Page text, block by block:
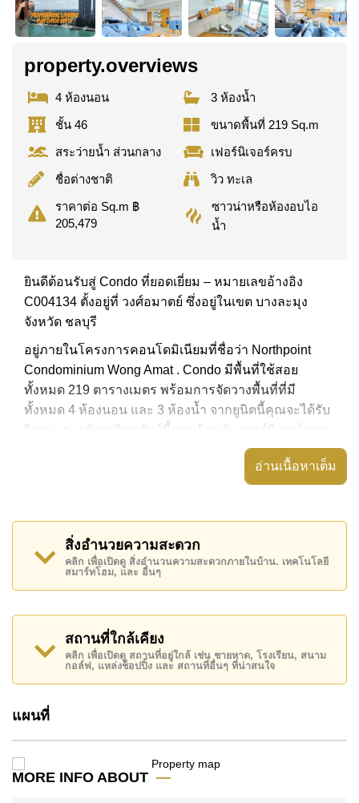
property.overviews
4 ห้องนอน
3 ห้องน้ำ
ชั้น 46
ขนาดพื้นที่ 219 Sq.m
สระว่ายน้ำ ส่วนกลาง
เฟอร์นิเจอร์ครบ
ชื่อต่างชาติ
วิว ทะเล
ราคาต่อ Sq.m ฿
205,479
ซาวน่าหรือห้องอบไอ
น้ำ
ยินดีต้อนรับสู่ Condo ที่ยอดเยี่ยม – หมายเลขอ้างอิง
C004134 ตั้งอยู่ที่ วงศ์อมาตย์ ซึ่งอยู่ในเขต บางละมุง
จังหวัด ชลบุรี
อยู่ภายในโครงการคอนโดมิเนียมที่ชื่อว่า Northpoint
Condominium Wong Amat . Condo มีพื้นที่ใช้สอย
ทั้งหมด 219 ตารางเมตร พร้อมการจัดวางพื้นที่ที่มี
ทั้งหมด 4 ห้องนอน และ 3 ห้องน้ำ จากยูนิตนี้คุณจะได้รับ
วิว ทะเล. อสังหาริมทรัพย์นี้มาพร้อมกับ เฟอร์นิเจอร์ครบ
และยังมีสิ่งอำนวยความสะดวก ได้แก่ ห้องหัวมุม, เพนท์
เฮ้าส์, คอนโดดูเพล็กซ์, มีระเบียง, ห้องน้ำ อ่างอาบน้ำ/จา
อสังหาริมทรัพย์นี้สามารถใช้ สระว่ายน้ำ ส่วนกลาง ได้
Northpoint Condominium Wong Amat มีสิ่งอำนวยความ
สะดวกส่วนกลาง ได้แก่ ฟิสเนส, ห้องเกมส์, ซาวน่าหรือ
สถานที่สำคัญใกล้ Northpoint Condominium Wong
Amat ได้แก่: ติดชายหาด, ไกล้เคียงรถประจำทาง,
แม็คโคร, โลตัส & เอ้าท์เล็ทมอลล์ , อาร์ท อิน พาราไดซ์,
คาบาเร่ต์ โชว์, ทิฟฟานี่โชว์พัทยา, มุมอร่อย นาเกลือ , ,
พัทยาอินเตอร์เนชั่นแนล
อสังหาริมทรัพย์นี้มีไว้สำหรับขายในราคา ฿ 45,000,000
อ่านเนื้อหาเต็ม
สิ่งอำนวยความสะดวก
คลิก เพื่อเปิดดู สิ่งอำนวนความสะดวกภายในบ้าน. เทคโนโลยี
สมาร์ทโฮม, และ อื่นๆ
สถานที่ใกล้เคียง
คลิก เพื่อเปิดดู สถานที่อยู่ใกล้ เช่น ชายหาด, โรงเรียน, สนาม
กอล์ฟ, แหล่งช็อปปิ้ง และ สถานที่อื่นๆ ที่น่าสนใจ
แผนที่
MORE INFO ABOUT